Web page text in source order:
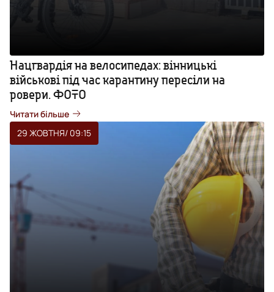
Нацгвардія на велосипедах: вінницькі
військові під час карантину пересіли на
ровери. ФОТО
Читати більше
29 ЖОВТНЯ/ 09:15